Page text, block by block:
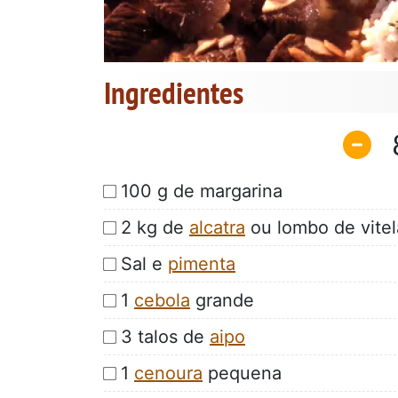
Ingredientes
100 g de margarina
2 kg de alcatra ou lombo de
Sal e pimenta
1 cebola grande
3 talos de aipo
1 cenoura pequena